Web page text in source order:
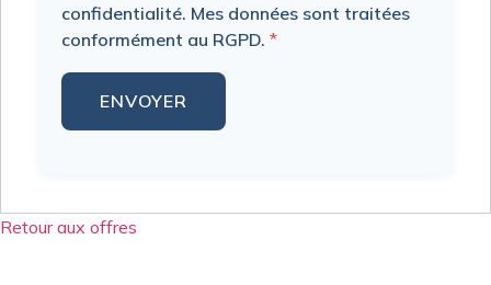
confidentialité. Mes données sont traitées
conformément au RGPD. *
Retour aux offres